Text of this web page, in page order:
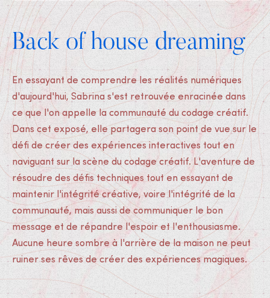
Back of house dreaming
En essayant de comprendre les réalités numériques
d'aujourd'hui, Sabrina s'est retrouvée enracinée dans
ce que l'on appelle la communauté du codage créatif.
Dans cet exposé, elle partagera son point de vue sur le
défi de créer des expériences interactives tout en
naviguant sur la scène du codage créatif. L'aventure de
résoudre des défis techniques tout en essayant de
maintenir l'intégrité créative, voire l'intégrité de la
communauté, mais aussi de communiquer le bon
message et de répandre l'espoir et l'enthousiasme.
Aucune heure sombre à l'arrière de la maison ne peut
ruiner ses rêves de créer des expériences magiques.